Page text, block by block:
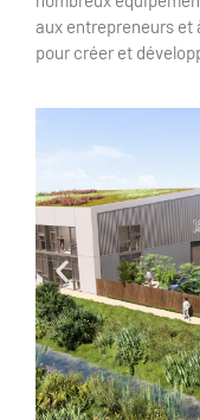
aux entrepreneurs et
pour créer et